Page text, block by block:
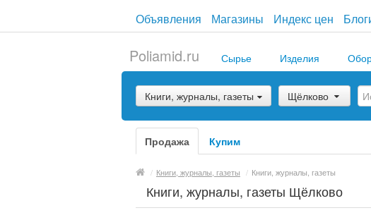
Объявления Магазины Индекс цен
Poliamid.ru Сырье Изделия
Книги, журналы, газеты Щёлково
Продажа Купим
/ Книги, журналы, газеты / Книги, журналы, газеты
Книги, журналы, газеты Щёлково